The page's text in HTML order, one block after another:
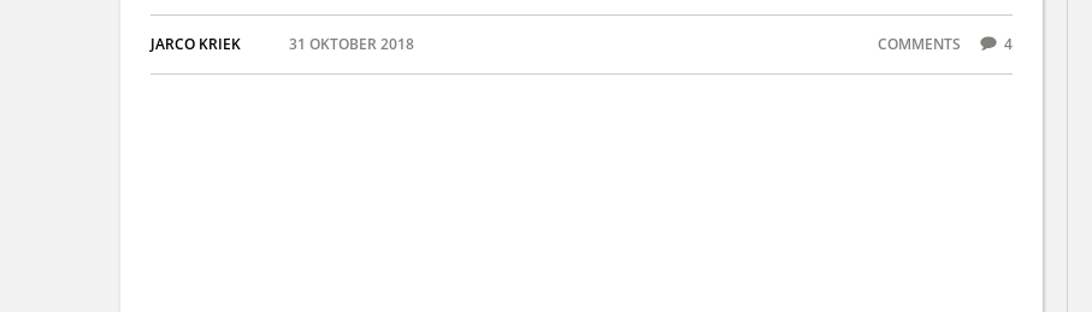
JARCO KRIEK 31 OKTOBER 2018 COMMENTS 4